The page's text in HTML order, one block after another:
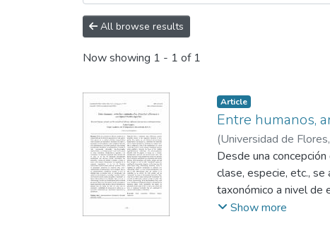
All browse results
Now showing 1 - 1 of 1
Article
Entre humanos,
(Universidad de Flores,
Desde una
clase, especie, etc.,
taxonómico a nivel de
mediante
Show more